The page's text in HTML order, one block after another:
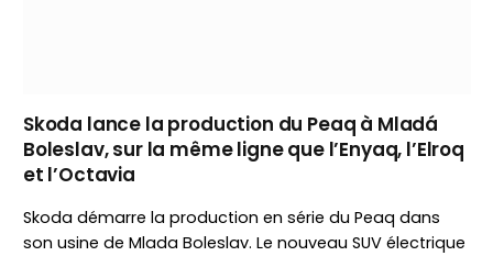
Skoda lance la production du Peaq à Mladá
Boleslav, sur la même ligne que l’Enyaq, l’Elroq
et l’Octavia
Skoda démarre la production en série du Peaq dans
son usine de Mlada Boleslav. Le nouveau SUV électrique